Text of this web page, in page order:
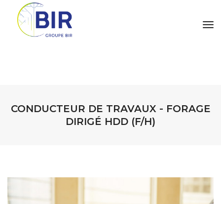
CONDUCTEUR DE TRAVAUX - FORAGE
DIRIGÉ HDD (F/H)